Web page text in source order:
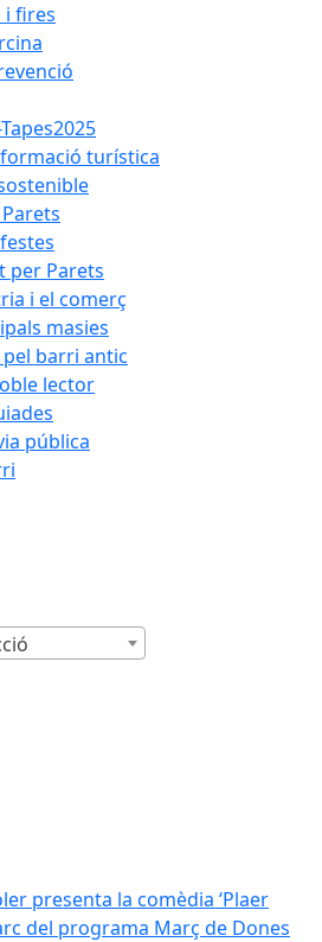
i fires
turística
Parets
per Parets
i el comerç
masies
barri antic
lector
pública
presenta la comèdia ‘Plaer
presenta la comèdia ‘Plaer
del programa Març de Dones